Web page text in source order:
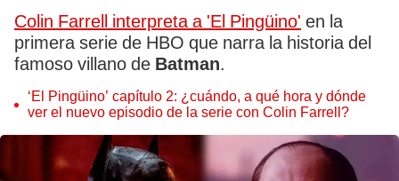
Colin Farrell interpreta a 'El Pingüino' en la
primera serie de HBO que narra la historia del
famoso villano de Batman.
‘El Pingüino’ capítulo 2: ¿cuándo, a qué hora y dónde
ver el nuevo episodio de la serie con Colin Farrell?